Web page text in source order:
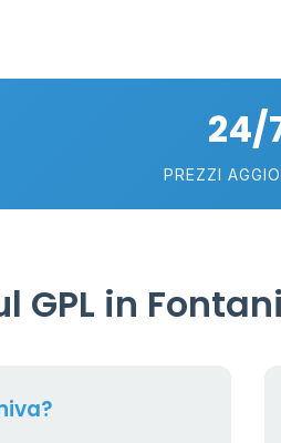
24/
PREZZI
GPL in